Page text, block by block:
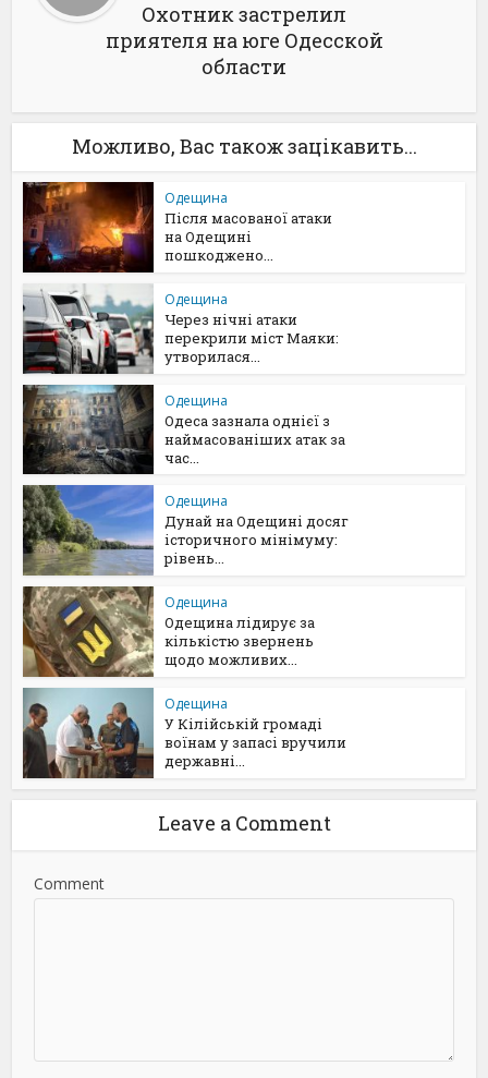
Охотник застрелил
приятеля на юге Одесской
области
Можливо, Вас також зацікавить...
Одещина
Після масованої атаки
на Одещині
пошкоджено...
Одещина
Через нічні атаки
перекрили міст Маяки:
утворилася...
Одещина
Одеса зазнала однієї з
наймасованіших атак за
час...
Одещина
Дунай на Одещині досяг
історичного мінімуму:
рівень...
Одещина
Одещина лідирує за
кількістю звернень
щодо можливих...
Одещина
У Кілійській громаді
воїнам у запасі вручили
державні...
Leave a Comment
Comment